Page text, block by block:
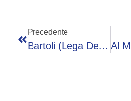
Precedente
Bartoli (Lega Del Filo D’Oro): “Nel 2025 Assistite Oltre 1400 Persone”